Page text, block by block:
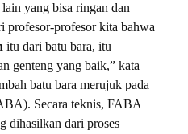
yang bisa ringan dan
profesor-profesor kita bahwa
itu dari batu bara, itu
genteng yang baik,” kata
batu bara merujuk pada
Secara teknis, FABA
dihasilkan dari proses